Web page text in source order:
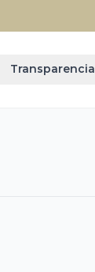
Transparencia